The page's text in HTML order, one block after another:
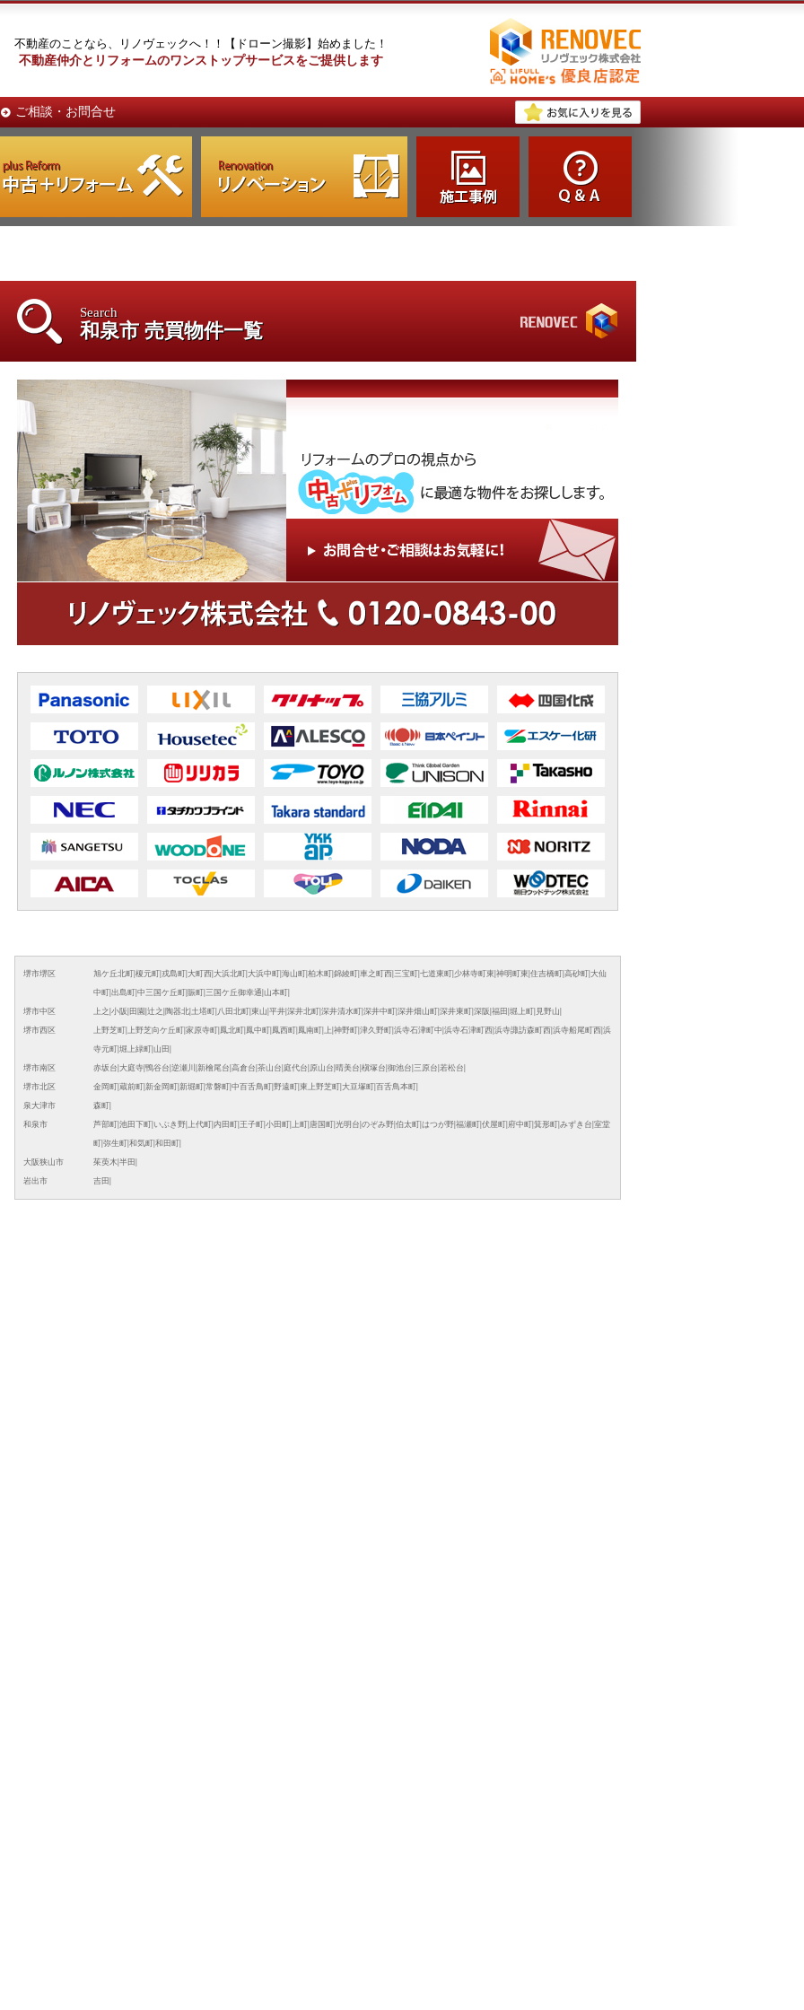
不動産のことなら、リノヴェックへ！！【ドローン撮影】始めました！
不動産仲介とリフォームのワンストップサービスをご提供します
ご相談・お問合せ
Search
和泉市 売買物件一覧
堺市堺区 旭ケ丘北町| 榎元町| 戎島町| 大町西| 大浜北町| 大浜中町| 海山町| 柏木町| 錦綾町| 車之町西| 三宝町| 七道東町| 少林寺町東 神明町東 住吉橋町| 高砂町| 大仙
中町| 出島町| 中三国ケ丘町| 賑町| 三国ケ丘御幸通 山本町|
堺市中区 上之 小阪 田園 辻之 陶器北| 土塔町| 八田北町| 東山 平井| 深井北町| 深井清水町| 深井中町| 深井畑山町| 深井東町| 深阪 福田 堀上町| 見野山
堺市西区 上野芝町| 上野芝向ケ丘町| 家原寺町| 鳳北町| 鳳中町| 鳳西町| 鳳南町| 上 神野町| 津久野町| 浜寺石津町中 浜寺石津町西| 浜寺諏訪森町西| 浜寺船尾町西| 浜
寺元町| 堀上緑町| 山田
堺市南区 赤坂台 大庭寺| 鴨谷台 逆瀬川 新檜尾台 高倉台 茶山台 庭代台 原山台 晴美台 槇塚台 御池台 三原台 若松台
堺市北区 金岡町| 蔵前町| 新金岡町| 新堀町| 常磐町| 中百舌鳥町| 野遠町| 東上野芝町| 大豆塚町| 百舌鳥本町|
泉大津市 森町|
和泉市 芦部町| 池田下町| いぶき野| 上代町| 内田町| 王子町| 小田町| 上町| 唐国町| 光明台 のぞみ野| 伯太町| はつが野| 福瀬町| 伏屋町| 府中町| 箕形町| みずき台 室堂
町| 弥生町| 和気町| 和田町|
大阪狭山市 茱萸木| 半田
岩出市 吉田